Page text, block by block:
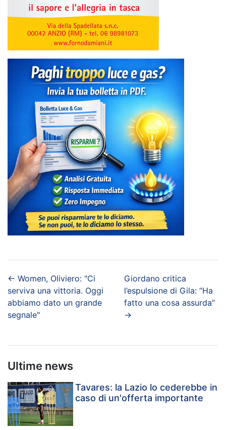
← Women, Oliviero: "Ci
serviva una vittoria. Oggi
abbiamo dato un grande
segnale"
Giordano critica
l’espulsione di Gila: “Ha
fatto una cosa assurda”
→
Ultime news
Tavares: la Lazio lo cederebbe in
caso di un'offerta importante